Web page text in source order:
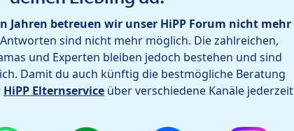
Jahren betreuen wir unser HiPP Forum nicht mehr
sind nicht mehr möglich. Die zahlreichen,
und Experten bleiben jedoch bestehen und sind
Damit du auch künftig die bestmögliche Beratung
HiPP Elternservice über verschiedene Kanäle jederzeit